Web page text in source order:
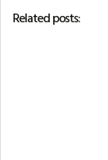
Related posts: